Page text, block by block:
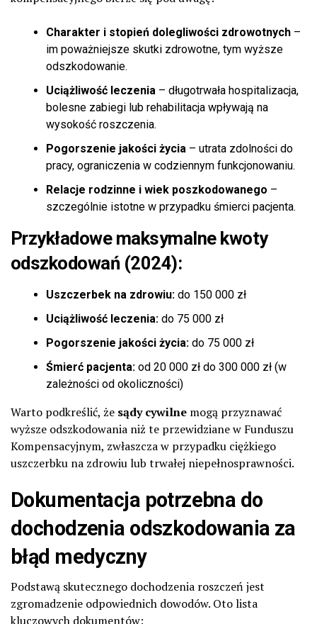
Charakter i stopień dolegliwości zdrowotnych –
im poważniejsze skutki zdrowotne, tym wyższe
odszkodowanie.
Uciążliwość leczenia – długotrwała hospitalizacja,
bolesne zabiegi lub rehabilitacja wpływają na
wysokość roszczenia.
Pogorszenie jakości życia – utrata zdolności do
pracy, ograniczenia w codziennym funkcjonowaniu.
Relacje rodzinne i wiek poszkodowanego –
szczególnie istotne w przypadku śmierci pacjenta.
Przykładowe maksymalne kwoty
odszkodowań (2024):
Uszczerbek na zdrowiu: do 150 000 zł
Uciążliwość leczenia: do 75 000 zł
Pogorszenie jakości życia: do 75 000 zł
Śmierć pacjenta: od 20 000 zł do 300 000 zł (w
zależności od okoliczności)
Warto podkreślić, że sądy cywilne mogą przyznawać
wyższe odszkodowania niż te przewidziane w Funduszu
Kompensacyjnym, zwłaszcza w przypadku ciężkiego
uszczerbku na zdrowiu lub trwałej niepełnosprawności.
Dokumentacja potrzebna do
dochodzenia odszkodowania za
błąd medyczny
Podstawą skutecznego dochodzenia roszczeń jest
zgromadzenie odpowiednich dowodów. Oto lista
kluczowych dokumentów: